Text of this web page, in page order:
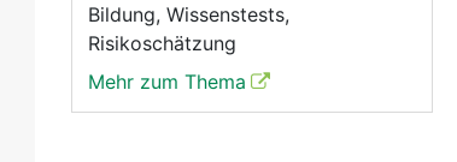
Bildung, Wissenstests,
Risikoschätzung
Mehr zum Thema